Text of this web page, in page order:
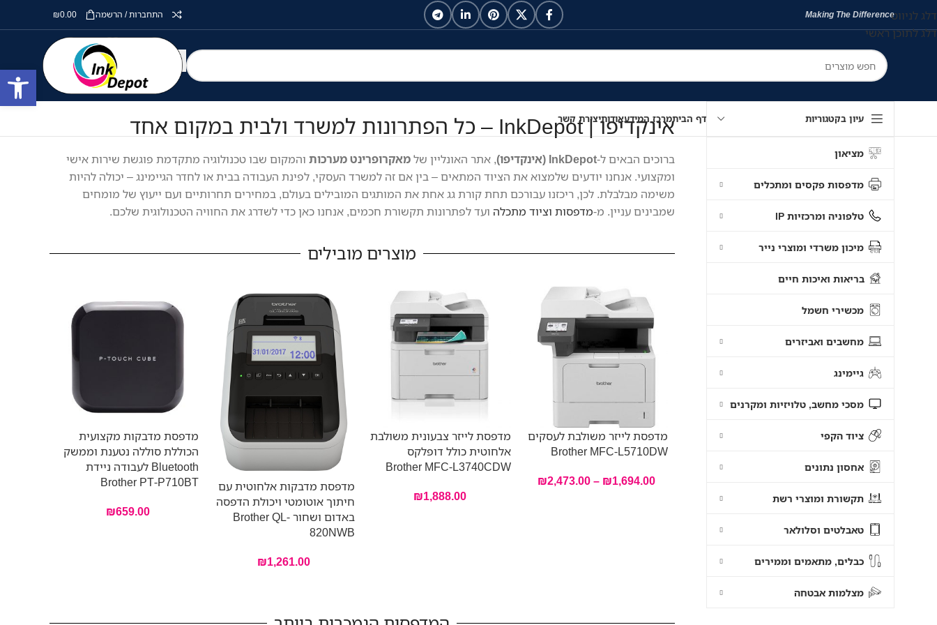
דלג לניווט
דלג לתוכן ראשי
Making The Difference התחברות / הרשמה ₪0.00
עיון בקטגוריות
מציאון
מדפסות פקסים ומתכלים
טלפוניה ומרכזיות IP
מיכון משרדי ומוצרי נייר
בריאות ואיכות חיים
מכשירי חשמל
מחשבים ואביזרים
גיימינג
מסכי מחשב, טלויזיות ומקרנים
ציוד הקפי
אחסון נתונים
תקשורת ומוצרי רשת
טאבלטים וסלולאר
כבלים, מתאמים וממירים
מצלמות אבטחה
דף הביתמרכז המידעאודותיצירת קשראינקדיפו | InkDepot – כל הפתרונות למשרד ולבית במקום אחד
ברוכים הבאים ל-InkDepot (אינקדיפו) , אתר האונליין שלמאקרופרינט מערכות והמקום שבו טכנולוגיה מתקדמת פוגשת שירות אישי
ומקצועי. אנחנו יודעים שלמצוא את הציוד המתאים – בין אם זה למשרד העסקי, לפינת העבודה בבית או לחדר הגיימינג – יכולה להיות
משימה מבלבלת. לכן, ריכזנו עבורכם תחת קורת גג אחת את המותגים המובילים בעולם, במחירים תחרותיים ועם ייעוץ של מומחים
שמבינים עניין. מ-מדפסות וציוד מתכלה ועד לפתרונות תקשורת חכמים, אנחנו כאן כדי לשדרג את החוויה הטכנולוגית שלכם.
מוצרים מובילים
מדפסת לייזר משולבת לעסקים
Brother MFC-L5710DW
₪1,694.00
–
₪2,473.00
מדפסת לייזר צבעונית משולבת
אלחוטית כולל דופלקס
Brother MFC-L3740CDW
₪1,888.00
מדפסת מדבקות אלחוטית עם
חיתוך אוטומטי ויכולת הדפסה
באדום ושחור Brother QL-
820NWB
₪1,261.00
מדפסת מדבקות מקצועית
הכוללת סוללה נטענת וממשק
Bluetooth לעבודה ניידת
Brother PT-P710BT
₪659.00
פתח